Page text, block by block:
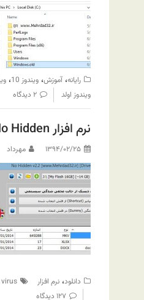
رایانه،آموزش، ویندوز 10 ،
ویندوز اولد ۲ دیدگاه
نرم افزار No Hidden برای رفع مخفی شدن بر اثر ویروس
۱۳۹۴/۰۲/۲۵ مهرداد
دانلود، نرم افزار virus
۱۲۷ دیدگاه